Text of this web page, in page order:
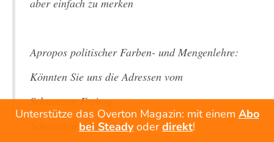
Apropos politischer Farben- und Mengenlehre:
Könnten Sie uns die Adressen vom
Schwarzen Freitag
Schwarzen September
Unterstütze das Overton Magazin: mit einem Abo
bei Steady oderdirekt!